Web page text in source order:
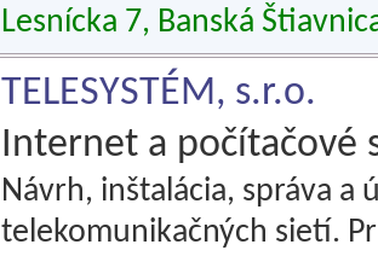
Lesnícka 7, Banská
TELESYSTÉM, s.r.o.
Internet a počítačové
Návrh, inštalácia, správa a
telekomunikačných sietí.